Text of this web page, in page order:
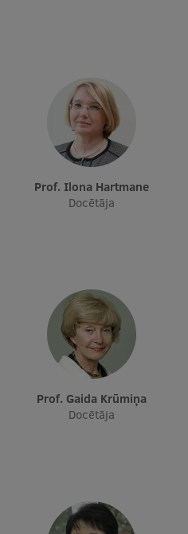
Prof. Ilona Hartmane
Docētāja
Prof. Gaida Krūmiņa
Docētāja